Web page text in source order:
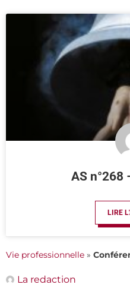
AS n°268
LIRE
Vie professionnelle »
La redaction